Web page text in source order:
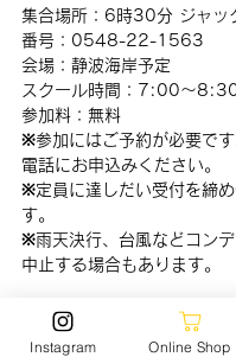
集合場所：6時30分 ジャッ
番号：0548-22-1563
会場：静波海岸予定
スクール時間：7:00〜
参加料：無料
※参加にはご予約が必要で
電話にお申込みください。
※定員に達しだい受付を締
す。
※雨天決行、台風などコン
中止する場合もあります。
ご不明な点は店舗スタッフ
い合わせください。
Instagram Online Shop